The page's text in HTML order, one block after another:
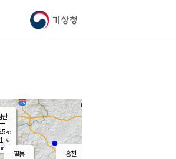
기상청
산
℃
m/s
mm
팔봉
홍천